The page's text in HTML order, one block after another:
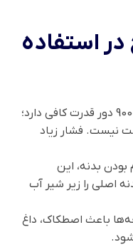
در استفاده
موتور 9000 دور قدرت کافی دارد؛
نیست. فشار زیاد
بودن بدنه، این
اصلی را زیر شیر آب
باعث اصطکاک، داغ